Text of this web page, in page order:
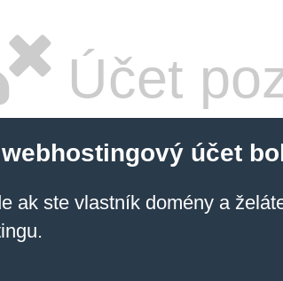
Účet
účet
ak ste vlastník domény a